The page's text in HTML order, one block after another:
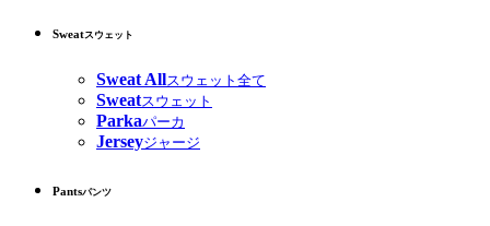
Sweatスウェット
Sweat Allスウェット全て
Sweatスウェット
Parkaパーカ
Jerseyジャージ
Pantsパンツ